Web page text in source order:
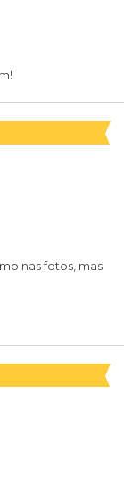
nas fotos, mas